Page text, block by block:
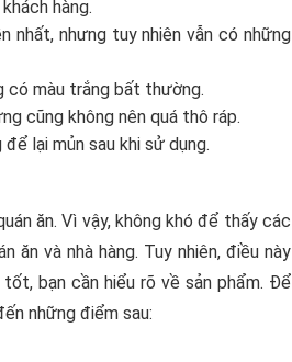
hàng.
nhất, nhưng tuy nhiên vẫn có những
có màu trắng bất thường.
cũng không nên quá thô ráp.
lại mủn sau khi sử dụng.
ăn. Vì vậy, không khó để thấy các
ăn và nhà hàng. Tuy nhiên, điều này
bạn cần hiểu rõ về sản phẩm. Để
những điểm sau: